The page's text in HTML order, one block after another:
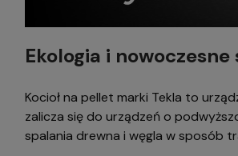
Ekologia i
Kocioł na pellet marki Tekla to
zalicza się do urządzeń o
spalania drewna i węgla w sposób